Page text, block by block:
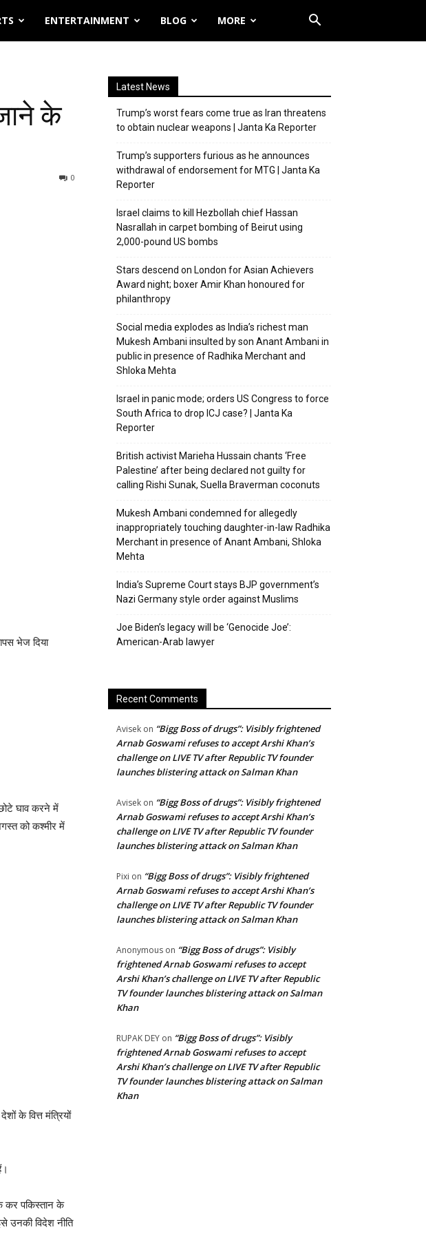
ENTERTAINMENT BLOG MORE
के
0
भेज दिया
घाव करने में
को कश्‍मीर में
के वित्त मंत्रियों
कर पकिस्तान के
उनकी विदेश नीति
Latest News
Trump’s worst fears come true as Iran threatens
to obtain nuclear weapons | Janta Ka Reporter
Trump’s supporters furious as he announces
withdrawal of endorsement for MTG | Janta Ka
Reporter
Israel claims to kill Hezbollah chief Hassan
Nasrallah in carpet bombing of Beirut using
2,000-pound US bombs
Stars descend on London for Asian Achievers
Award night; boxer Amir Khan honoured for
philanthropy
Social media explodes as India’s richest man
Mukesh Ambani insulted by son Anant Ambani in
public in presence of Radhika Merchant and
Shloka Mehta
Israel in panic mode; orders US Congress to force
South Africa to drop ICJ case? | Janta Ka
Reporter
British activist Marieha Hussain chants ‘Free
Palestine’ after being declared not guilty for
calling Rishi Sunak, Suella Braverman coconuts
Mukesh Ambani condemned for allegedly
inappropriately touching daughter-in-law Radhika
Merchant in presence of Anant Ambani, Shloka
Mehta
India’s Supreme Court stays BJP government’s
Nazi Germany style order against Muslims
Joe Biden’s legacy will be ‘Genocide Joe’:
American-Arab lawyer
Recent Comments
Avisek on “Bigg Boss of drugs”: Visibly frightened
Arnab Goswami refuses to accept Arshi Khan’s
challenge on LIVE TV after Republic TV founder
launches blistering attack on Salman Khan
Avisek on “Bigg Boss of drugs”: Visibly frightened
Arnab Goswami refuses to accept Arshi Khan’s
challenge on LIVE TV after Republic TV founder
launches blistering attack on Salman Khan
Pixi on “Bigg Boss of drugs”: Visibly frightened
Arnab Goswami refuses to accept Arshi Khan’s
challenge on LIVE TV after Republic TV founder
launches blistering attack on Salman Khan
Anonymous on “Bigg Boss of drugs”: Visibly
frightened Arnab Goswami refuses to accept
Arshi Khan’s challenge on LIVE TV after Republic
TV founder launches blistering attack on Salman
Khan
RUPAK DEY on “Bigg Boss of drugs”: Visibly
frightened Arnab Goswami refuses to accept
Arshi Khan’s challenge on LIVE TV after Republic
TV founder launches blistering attack on Salman
Khan